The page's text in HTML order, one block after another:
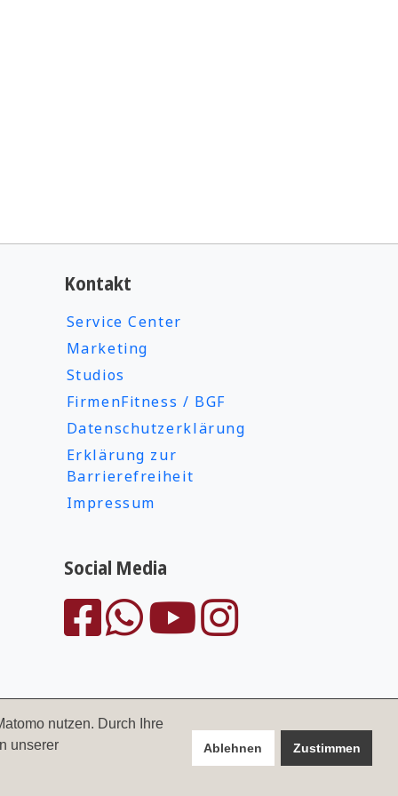
nutzen. Durch Ihre
unserer
Ablehnen Zustimmen
Kontakt
Service Center
Marketing
Studios
FirmenFitness / BGF
Datenschutzerklärung
Erklärung zur
Barrierefreiheit
Impressum
Social Media